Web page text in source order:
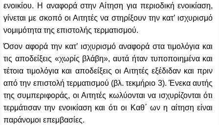
ενοικίου. Η αναφορά στην Αίτηση για περιοδική ενοικίαση,
γίνεται με σκοπό οι Αιτητές να στηρίξουν την κατ’ ισχυρισμό
νομιμότητα της επιστολής τερματισμού.
Όσον αφορά την κατ’ ισχυρισμό αναφορά στα τιμολόγια και
τις αποδείξεις «χωρίς βλάβη», αυτά ήταν τυποποιημένα και
τέτοια τιμολόγια και αποδείξεις οι Αιτητές εξέδιδαν και πριν
από την επιστολή τερματισμού (βλ. τεκμήριο 3). Ένεκα αυτής
της συμπεριφοράς, οι Αιτητές κωλύονται να ισχυρίζονται ότι
τερμάτισαν την ενοικίαση και ότι οι Καθ΄ ων η αίτηση είναι
παράνομοι επεμβασίες.